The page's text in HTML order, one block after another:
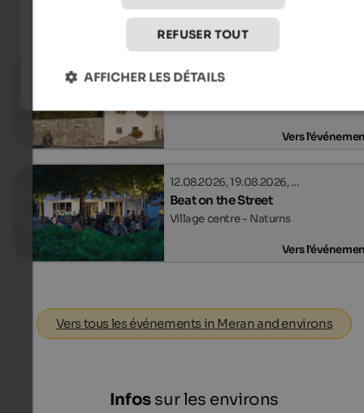
Événementsin Meran and environs
Castle Beats
Vers
12.08.2026, 19.08.2026, …
Beat on the Street
Village centre - Naturns
Vers
Vers tous les événements in Meran and environs
Infossur les environs
REFUSER TOUT
AFFICHER LES DÉTAILS